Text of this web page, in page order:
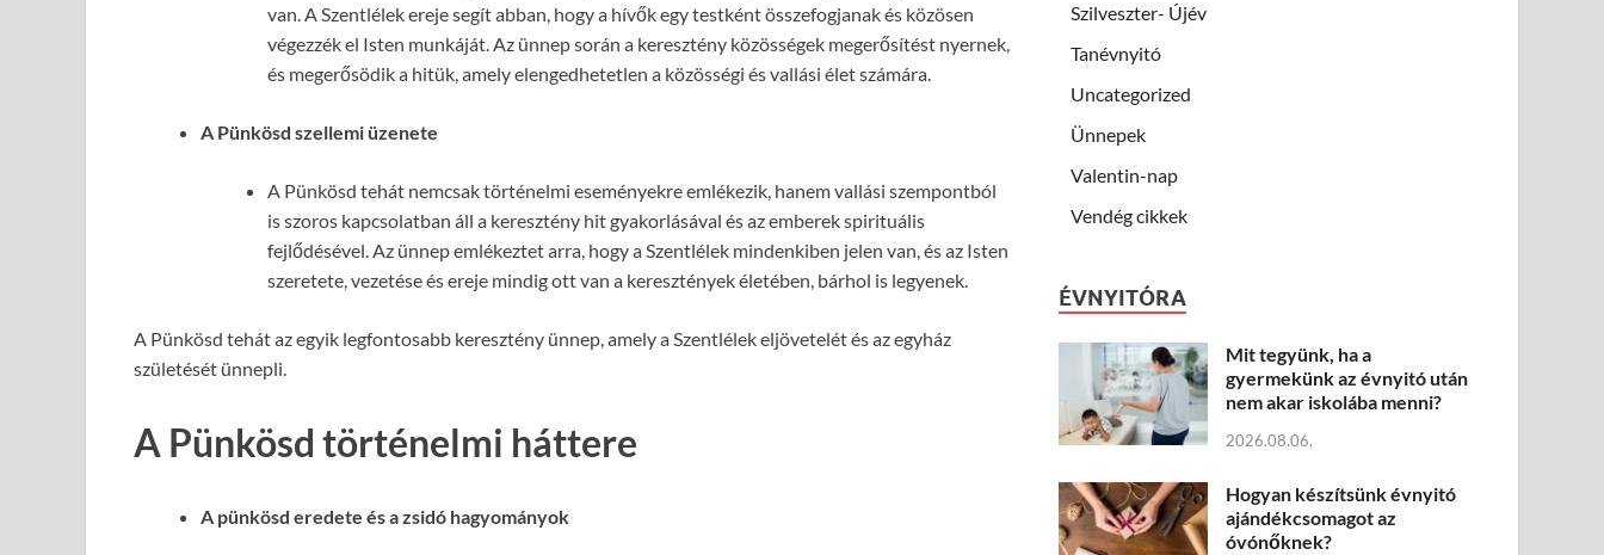
van. A Szentlélek ereje segít abban, hogy a hívők egy testként összefogjanak és közösen
végezzék el Isten munkáját. Az ünnep során a keresztény közösségek megerősítést nyernek,
és megerősödik a hitük, amely elengedhetetlen a közösségi és vallási élet számára.
A Pünkösd szellemi üzenete
A Pünkösd tehát nemcsak történelmi eseményekre emlékezik, hanem vallási szempontból
is szoros kapcsolatban áll a keresztény hit gyakorlásával és az emberek spirituális
fejlődésével. Az ünnep emlékeztet arra, hogy a Szentlélek mindenkiben jelen van, és az Isten
szeretete, vezetése és ereje mindig ott van a keresztények életében, bárhol is legyenek.
A Pünkösd tehát az egyik legfontosabb keresztény ünnep, amely a Szentlélek eljövetelét és az egyház
születését ünnepli.
A Pünkösd történelmi háttere
A pünkösd eredete és a zsidó hagyományok
Szilveszter- Újév
Tanévnyitó
Uncategorized
Ünnepek
Valentin-nap
Vendég cikkek
ÉVNYITÓRA
Mit tegyünk, ha a
gyermekünk az évnyitó után
nem akar iskolába menni?
2026.08.06.
Hogyan készítsünk évnyitó
ajándékcsomagot az
óvónőknek?